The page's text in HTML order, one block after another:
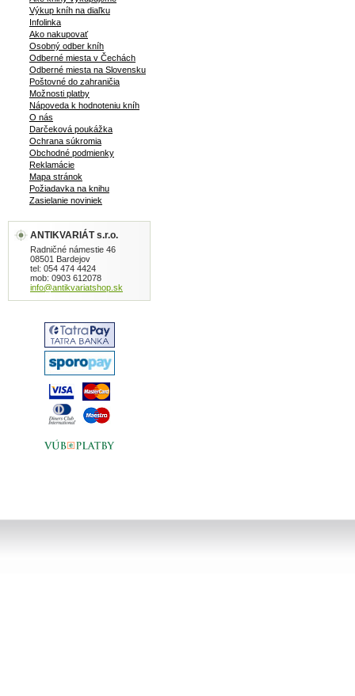
Výkup kníh na diaľku
Infolinka
Ako nakupovať
Osobný odber kníh
Odberné miesta v Čechách
Odberné miesta na Slovensku
Poštovné do zahraničia
Možnosti platby
Nápoveda k hodnoteniu kníh
O nás
Darčeková poukážka
Ochrana súkromia
Obchodné podmienky
Reklamácie
Mapa stránok
Požiadavka na knihu
Zasielanie noviniek
ANTIKVARIÁT s.r.o.
Radničné námestie 46
08501 Bardejov
tel: 054 474 4424
mob: 0903 612078
info@antikvariatshop.sk